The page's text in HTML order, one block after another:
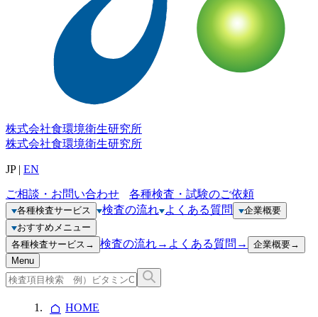
株式会社食環境衛生研究所
株式会社食環境衛生研究所
JP| EN
ご相談・お問い合わせ 各種検査・試験のご依頼
各種検査サービス 検査の流れ よくある質問
企業概要
おすすめメニュー
各種検査サービス → 検査の流れ→ よくある質問 → 企業概要→
Menu
HOME